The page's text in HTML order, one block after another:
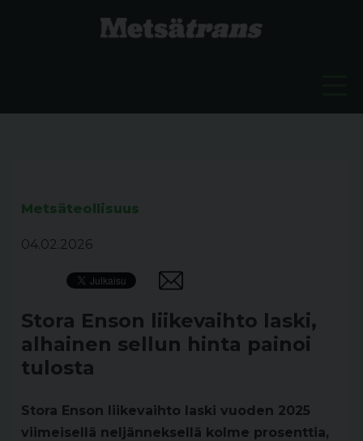
Metsäteollisuus
04.02.2026
Stora Enson liikevaihto laski,
alhainen sellun hinta painoi
tulosta
Stora Enson liikevaihto laski vuoden 2025
viimeisellä neljänneksellä kolme prosenttia,